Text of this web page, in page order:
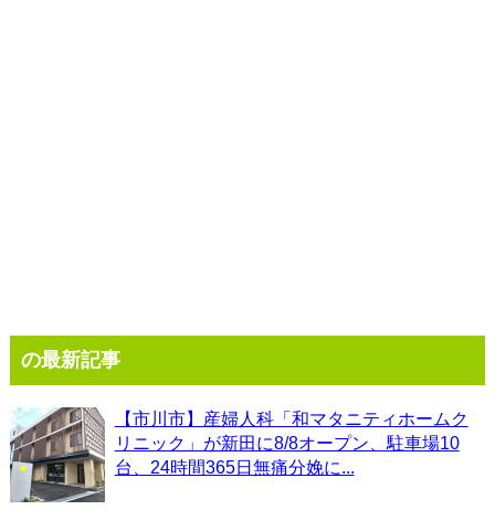
の最新記事
【市川市】産婦人科「和マタニティホームク
リニック」が新田に8/8オープン、駐車場10
台、24時間365日無痛分娩に...